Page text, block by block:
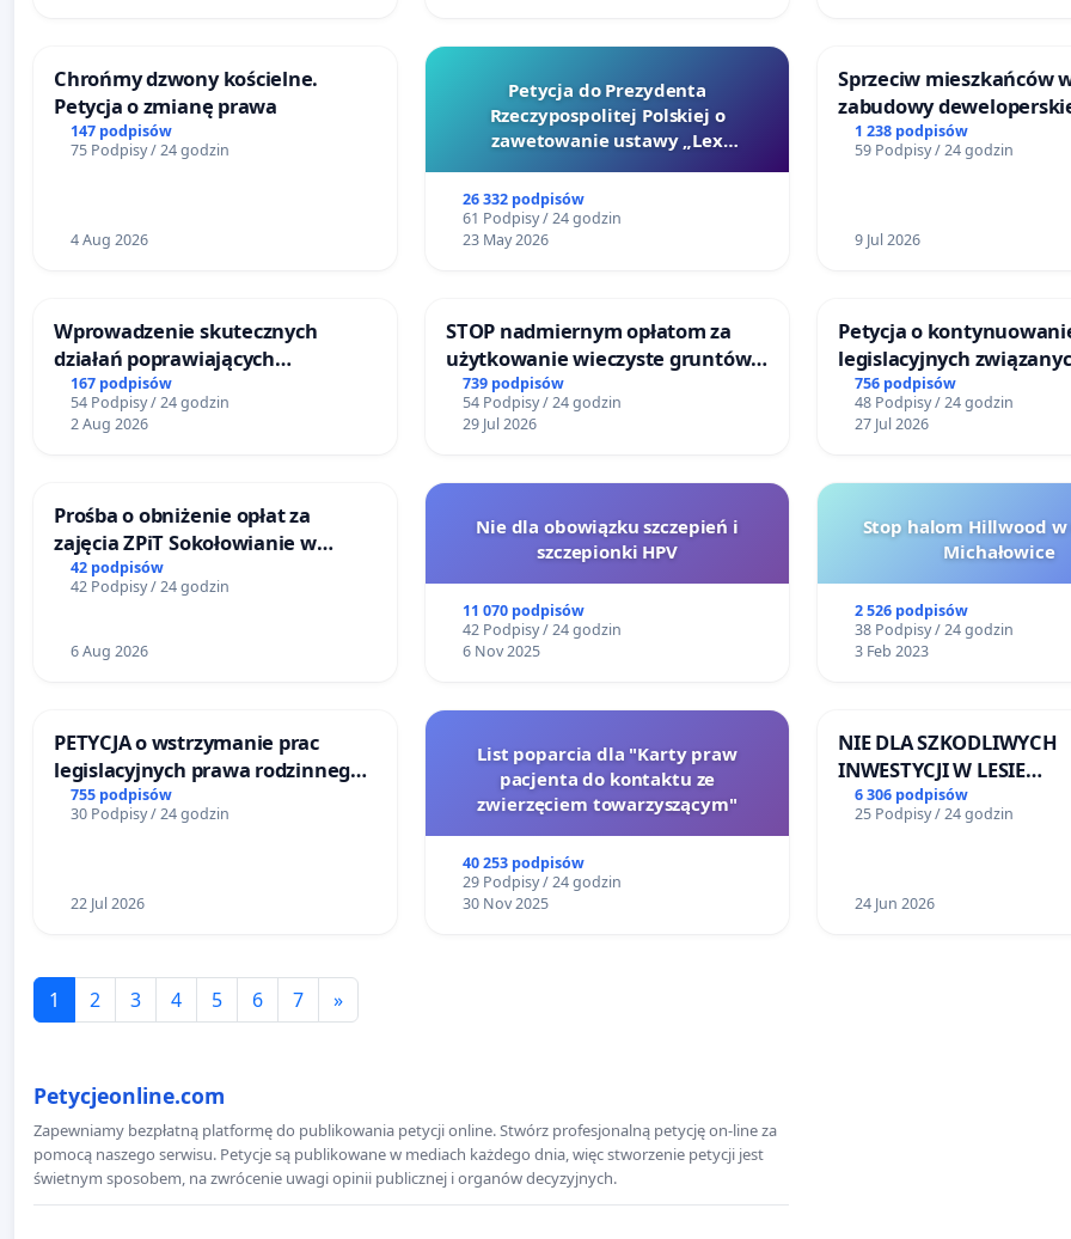
Chrońmy dzwony kościelne.
Petycja o zmianę prawa
147 podpisów
75 Podpisy / 24 godzin
4 Aug 2026
Petycja do Prezydenta
Rzeczypospolitej Polskiej o
zawetowanie ustawy „Lex
26 332 podpisów
61 Podpisy / 24 godzin
23 May 2026
Sprzeciw mieszkańców
zabudowy
terenow zielonych w
Bulwarów Straceńskich
1 238 podpisów
59 Podpisy / 24 godzin
9 Jul 2026
Wprowadzenie skutecznych
działań poprawiających
bezpieczeństwo na ulicy
Żeromskiego w Otwocku
167 podpisów
54 Podpisy / 24 godzin
2 Aug 2026
STOP nadmiernym opłatom za
użytkowanie wieczyste gruntów
zajmowanych przez rodzinne
ogrody działkowe.
739 podpisów
54 Podpisy / 24 godzin
29 Jul 2026
Petycja o
legislacyjnych
reformą prawa
756 podpisów
48 Podpisy / 24 godzin
27 Jul 2026
Prośba o obniżenie opłat za
zajęcia ZPiT Sokołowianie w
Sokołowskim Ośrodku Kultury
42 podpisów
42 Podpisy / 24 godzin
6 Aug 2026
Nie dla obowiązku szczepień i
szczepionki HPV
11 070 podpisów
42 Podpisy / 24 godzin
6 Nov 2025
Stop halom Hillwood
Michałowice
2 526 podpisów
38 Podpisy / 24 godzin
3 Feb 2023
PETYCJA o wstrzymanie prac
legislacyjnych prawa rodzinnego
narażających ofiary przemocy
755 podpisów
30 Podpisy / 24 godzin
22 Jul 2026
List poparcia dla "Karty praw
pacjenta do kontaktu ze
zwierzęciem towarzyszącym"
40 253 podpisów
29 Podpisy / 24 godzin
30 Nov 2025
NIE DLA SZKODLIWYCH
INWESTYCJI W LESIE
ŁAGIEWNICKIM I
6 306 podpisów
25 Podpisy / 24 godzin
24 Jun 2026
1 2 3 4 5 6 7 »
Petycjeonline.com
Zapewniamy bezpłatną platformę do publikowania petycji online. Stwórz profesjonalną petycję on-line za
pomocą naszego serwisu. Petycje są publikowane w mediach każdego dnia, więc stworzenie petycji jest
świetnym sposobem, na zwrócenie uwagi opinii publicznej i organów decyzyjnych.